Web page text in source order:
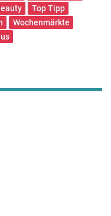
Top Tipp
Wochenmärkte